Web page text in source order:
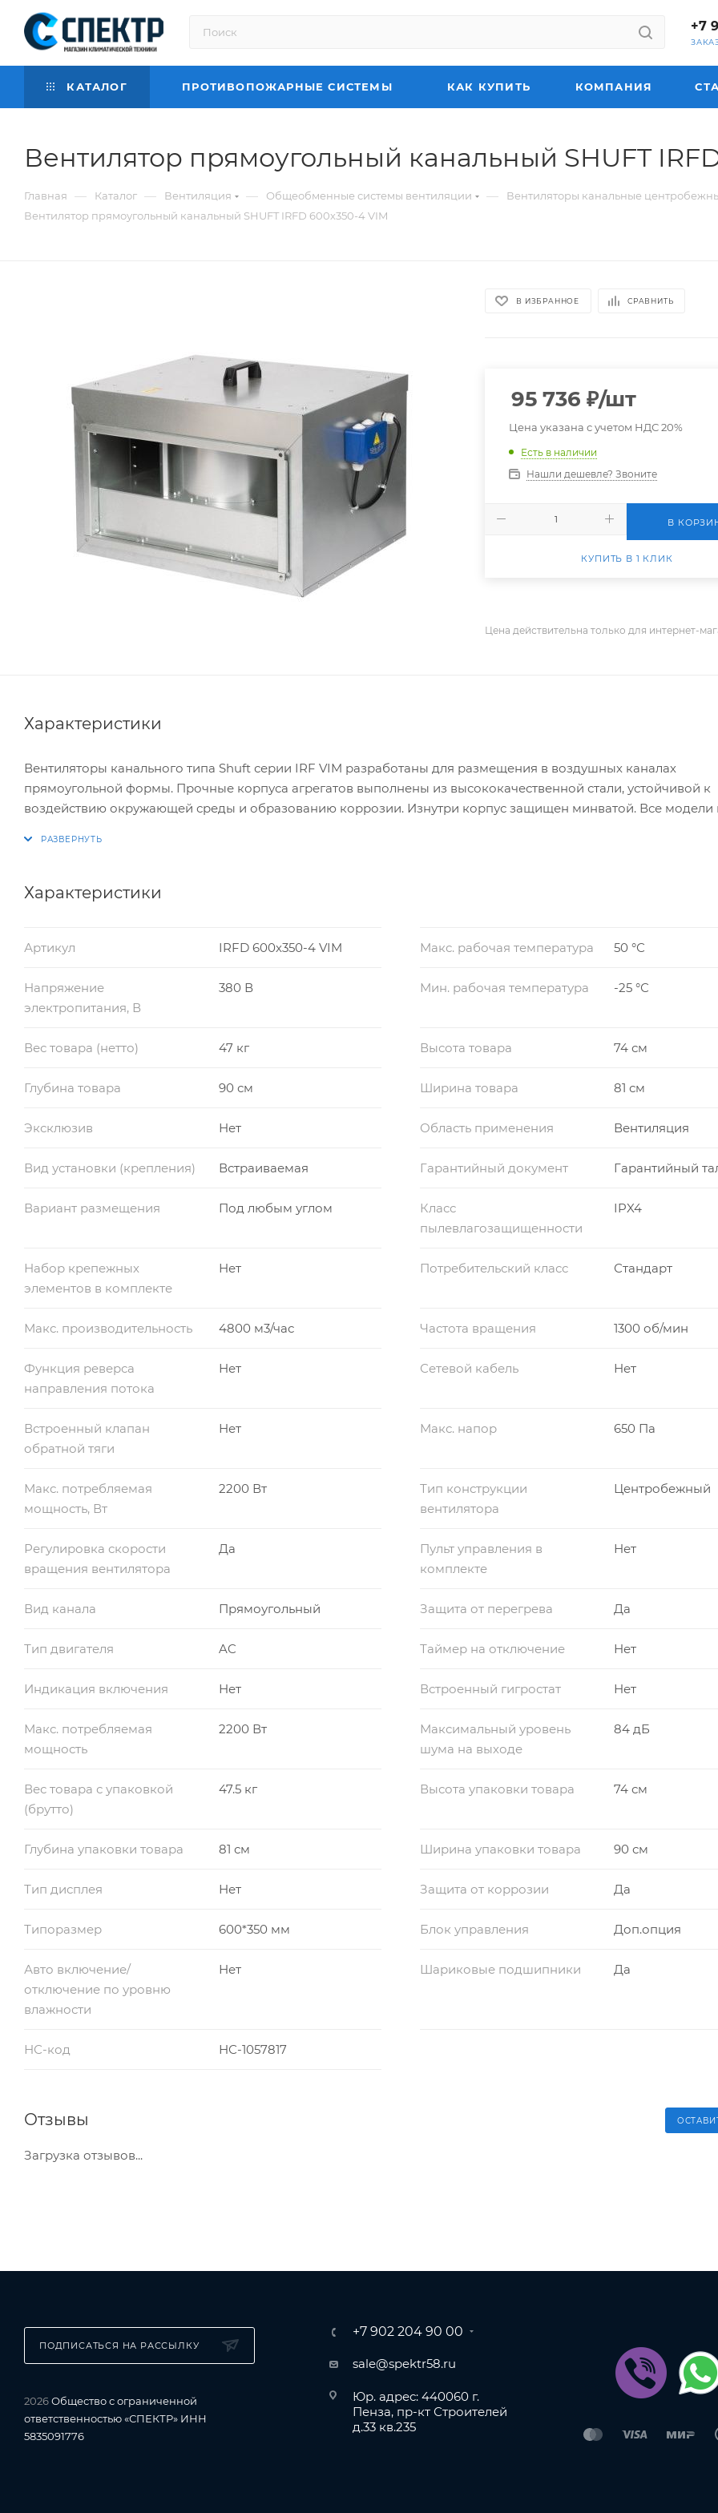
+7
КАТАЛОГ ПРОТИВОПОЖАРНЫЕ СИСТЕМЫ КАК КУПИТЬ КОМПАНИЯ
Вентилятор прямоугольный канальный SHUFT
Главная — Каталог — Вентиляция — Общеобменные системы вентиляции —
Вентиляторы канальные
Вентилятор прямоугольный канальный SHUFT IRFD 600х350-4 VIM
В ИЗБРАННОЕ СРАВНИТЬ
95 736 ₽/шт
Цена указана с учетом НДС 20%
Есть в наличии
Нашли дешевле? Звоните
В
КУПИТЬ В 1 КЛИК
Цена действительна только для интернет-
Характеристики
Вентиляторы канального типа Shuft серии IRF VIM разработаны для размещения в воздушных каналах
прямоугольной формы. Прочные корпуса агрегатов выполнены из высококачественной стали, устойчивой к
воздействию окружающей среды и образованию коррозии. Изнутри корпус защищен минватой. Все модели
Характеристики
Артикул IRFD 600х350-4 VIM Макс. рабочая температура 50 °С
Напряжение
электропитания, В
380 В Мин. рабочая температура -25 °С
Вес товара (нетто) 47 кг Высота товара 74 см
Глубина товара 90 см Ширина товара 81 см
Эксклюзив Нет Область применения Вентиляция
Вид установки (крепления) Встраиваемая Гарантийный документ Гарантийный
Вариант размещения Под любым углом
Класс
пылевлагозащищенности
IPX4
Набор крепежных
элементов в комплекте
Нет Потребительский класс Стандарт
Макс. производительность 4800 м3/час Частота вращения 1300 об/мин
Функция реверса
направления потока
Нет Сетевой кабель Нет
Встроенный клапан
обратной тяги
Нет Макс. напор 650 Па
Макс. потребляемая
мощность, Вт
2200 Вт
Тип конструкции
вентилятора
Центробежный
Регулировка скорости
вращения вентилятора
Да
Пульт управления в
комплекте
Нет
Вид канала Прямоугольный Защита от перегрева Да
Тип двигателя AC Таймер на отключение Нет
Индикация включения Нет Встроенный гигростат Нет
Макс. потребляемая
мощность
2200 Вт
Максимальный уровень
шума на выходе
84 дБ
Вес товара с упаковкой
(брутто)
47.5 кг Высота упаковки товара 74 см
Глубина упаковки товара 81 см Ширина упаковки товара 90 см
Тип дисплея Нет Защита от коррозии Да
Типоразмер 600*350 мм Блок управления Доп.опция
Авто включение/
отключение по уровню
влажности
Нет Шариковые подшипники Да
НС-код НС-1057817
Отзывы
Загрузка отзывов...
ПОДПИСАТЬСЯ НА РАССЫЛКУ
2026Общество с ограниченной
ответственностью «СПЕКТР» ИНН
5835091776
+7 902 204 90 00
sale@spektr58.ru
Юр. адрес: 440060 г.
Пенза, пр-кт Строителей
д.33 кв.235